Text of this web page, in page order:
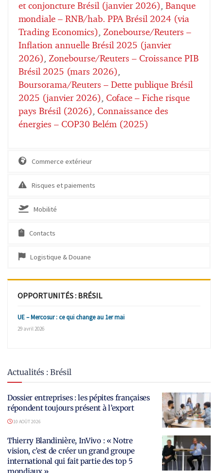
et conjoncture Brésil (janvier 2026), Banque
mondiale – RNB/hab. PPA Brésil 2024 (via
Trading Economics), Zonebourse/Reuters –
Inflation annuelle Brésil 2025 (janvier
2026), Zonebourse/Reuters – Croissance PIB
Brésil 2025 (mars 2026),
Boursorama/Reuters – Dette publique Brésil
2025 (janvier 2026), Coface – Fiche risque
pays Brésil (2026), Connaissance des
énergies – COP30 Belém (2025)
Commerce extérieur
Risques et paiements
Mobilité
Contacts
Logistique & Douane
OPPORTUNITÉS : BRÉSIL
UE – Mercosur : ce qui change au 1er mai
29 avril 2026
Actualités : Brésil
Dossier entreprises : les pépites françaises
répondent toujours présent à l’export
10 AOÛT 2026
Thierry Blandinière, InVivo : « Notre
vision, c’est de créer un grand groupe
international qui fait partie des top 5